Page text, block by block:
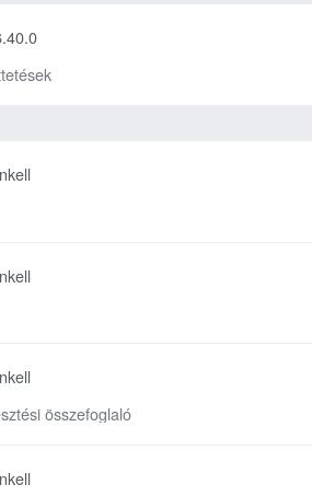
összefoglaló